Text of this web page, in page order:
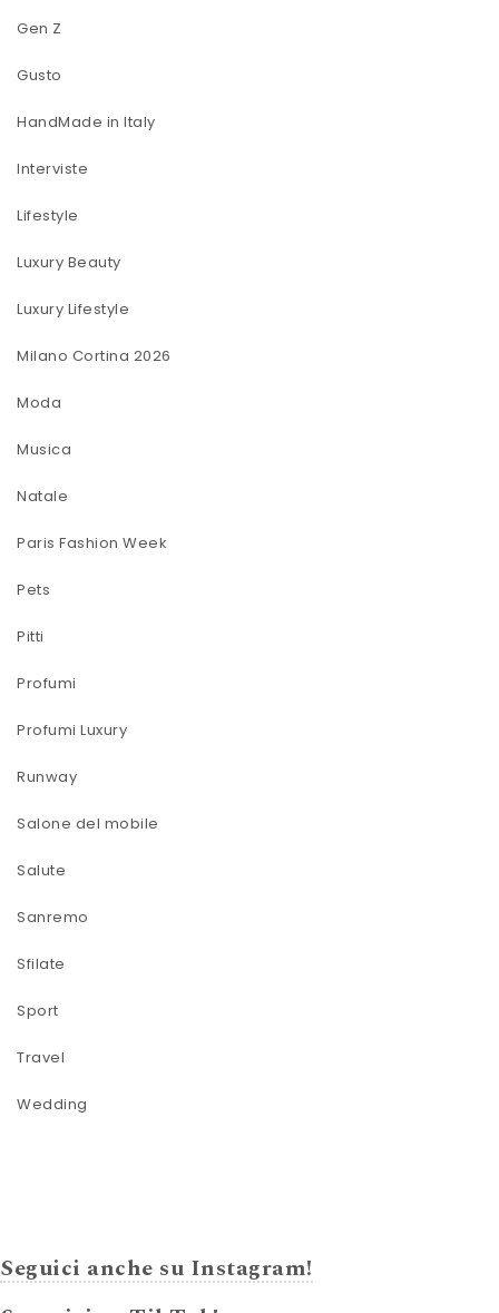
Gen Z
Gusto
HandMade in Italy
Interviste
Lifestyle
Luxury Beauty
Luxury Lifestyle
Milano Cortina 2026
Moda
Musica
Natale
Paris Fashion Week
Pets
Pitti
Profumi
Profumi Luxury
Runway
Salone del mobile
Salute
Sanremo
Sfilate
Sport
Travel
Wedding
Seguici anche su Instagram!